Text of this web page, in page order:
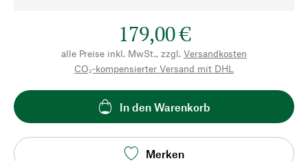
179,00 €
alle Preise inkl. MwSt., zzgl. Versandkosten
CO₂-kompensierter Versand mit DHL
In den Warenkorb
Merken